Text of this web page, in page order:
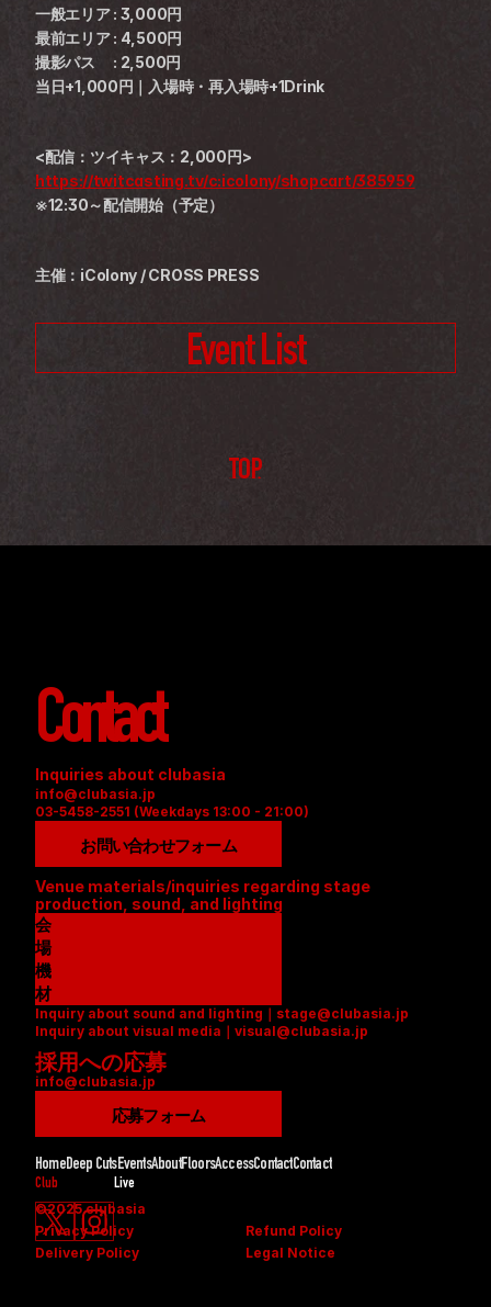
一般エリア : 3,000円
最前エリア : 4,500円
撮影パス　 : 2,500円
当日+1,000円｜入場時・再入場時+1Drink
https://twitcasting.tv/c:icolony/shopcart/385959
※12:30～配信開始（予定）
主催：iColony / CROSS PRESS
Event List
TOP
Contact
Inquiries about clubasia
info@clubasia.jp
03-5458-2551 (Weekdays 13:00 - 21:00)
お問い合わせフォーム
Venue materials/inquiries regarding stage
production, sound, and lighting
会
場
資
料
(
P
D
F
機
材
リ
ス
ト
(
D
F
)
Inquiry about sound and lighting｜stage@clubasia.jp
Inquiry about visual media｜visual@clubasia.jp
採用への応募
info@clubasia.jp
応募フォーム
HomeDeep CutsEventsAboutFloorsAccessContactContact
Club Live
©2025 clubasia
Privacy Policy
Refund Policy
Delivery Policy
Legal Notice